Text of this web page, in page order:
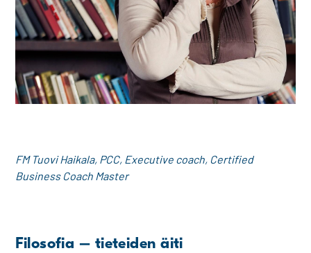
FM Tuovi Haikala, PCC, Executive coach, Certified
Business Coach Master
Filosofia – tieteiden äiti